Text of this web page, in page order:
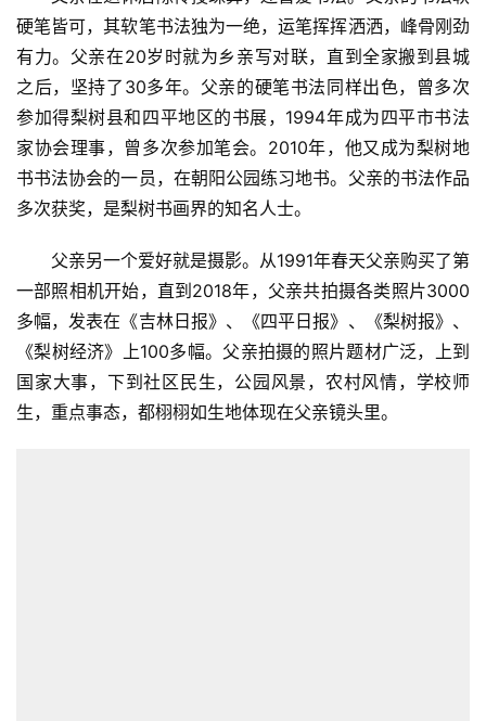
硬笔皆可，其软笔书法独为一绝，运笔挥挥洒洒，峰骨刚劲
有力。父亲在20岁时就为乡亲写对联，直到全家搬到县城
之后，坚持了30多年。父亲的硬笔书法同样出色，曾多次
参加得梨树县和四平地区的书展，1994年成为四平市书法
家协会理事，曾多次参加笔会。2010年，他又成为梨树地
书书法协会的一员，在朝阳公园练习地书。父亲的书法作品
多次获奖，是梨树书画界的知名人士。
父亲另一个爱好就是摄影。从1991年春天父亲购买了第
一部照相机开始，直到2018年，父亲共拍摄各类照片3000
多幅，发表在《吉林日报》、《四平日报》、《梨树报》、
《梨树经济》上100多幅。父亲拍摄的照片题材广泛，上到
国家大事，下到社区民生，公园风景，农村风情，学校师
生，重点事态，都栩栩如生地体现在父亲镜头里。